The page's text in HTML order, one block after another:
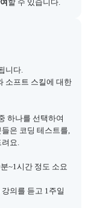
할 수 있습니다.
함된다.
니다.
소프트 스킬에 대한
하나를 선택하여
은 코딩 테스트를,
려요.
~1시간 정도 소요
의를 듣고 1주일